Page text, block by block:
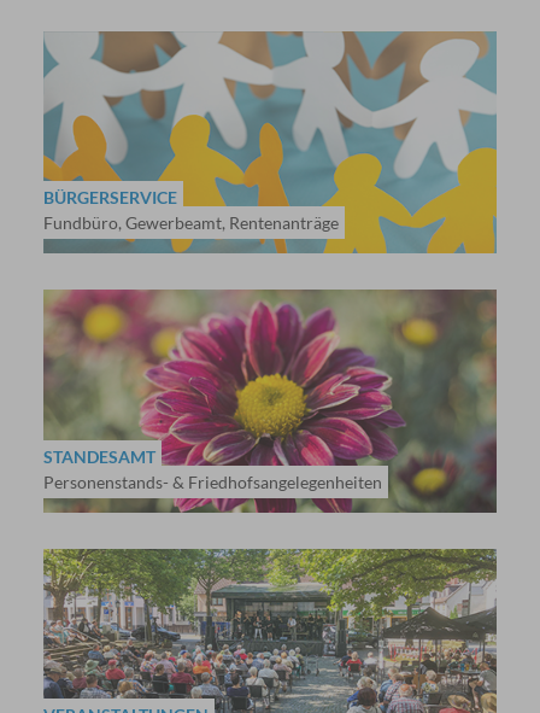
BÜRGERSERVICE
Fundbüro, Gewerbeamt, Rentenanträge
STANDESAMT
Personenstands- & Friedhofsangelegenheiten